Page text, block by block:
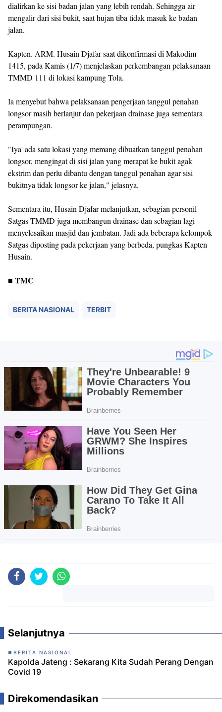
dialirkan ke sisi badan jalan yang lebih rendah. Sehingga air
mengalir dari sisi bukit, saat hujan tiba tidak masuk ke badan
jalan.
Kapten. ARM. Husain Djafar saat dikonfirmasi di Makodim
1415, pada Kamis (1/7) menjelaskan perkembangan pelaksanaan
TMMD 111 di lokasi kampung Tola.
Ia menyebut bahwa pelaksanaan pengerjaan tanggul penahan
longsor masih berlanjut dan pekerjaan drainase juga sementara
perampungan.
"Iya' ada satu lokasi yang memang dibuatkan tanggul penahan
longsor, mengingat di sisi jalan yang merapat ke bukit agak
ekstrim dan perlu dibantu dengan tanggul penahan agar sisi
bukitnya tidak longsor ke jalan," jelasnya.
Sementara itu, Husain Djafar melanjutkan, sebagian personil
Satgas TMMD juga membangun drainase dan sebagian lagi
menyelesaikan masjid dan jembatan. Jadi ada beberapa kelompok
Satgas diposting pada pekerjaan yang berbeda, pungkas Kapten
Husain.
■ TMC
BERITA NASIONAL TERBIT
Selanjutnya
BERITA NASIONAL
Kapolda Jateng : Sekarang Kita Sudah Perang Dengan
Covid 19
Direkomendasikan